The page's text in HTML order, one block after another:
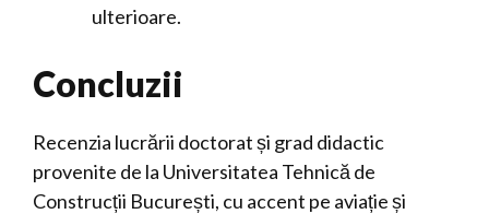
ulterioare.
Concluzii
Recenzia lucrării doctorat și grad didactic
provenite de la Universitatea Tehnică de
Construcții București, cu accent pe aviație și